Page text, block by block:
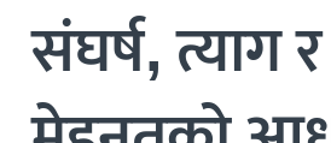
संघर्ष, त्याग र